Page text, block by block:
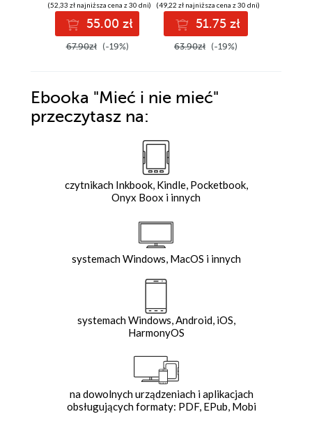
(52,33 zł najniższa cena z 30 dni)
55.00 zł
67.90zł (-19%)
(49,22 zł najniższa cena z 30 dni)
51.75 zł
63.90zł (-19%)
Ebooka "Mieć i nie mieć"
przeczytasz na:
czytnikach Inkbook, Kindle, Pocketbook,
Onyx Boox i innych
systemach Windows, MacOS i innych
systemach Windows, Android, iOS,
HarmonyOS
na dowolnych urządzeniach i aplikacjach
obsługujących formaty: PDF, EPub, Mobi